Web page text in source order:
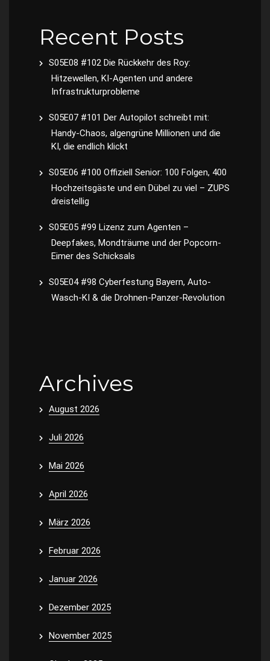
Recent Posts
S05E08 #102 Die Rückkehr des Roy:
Hitzewellen, KI-Agenten und andere
Infrastrukturprobleme
S05E07 #101 Der Autopilot schreibt mit:
Handy-Chaos, algengrüne Millionen und die
KI, die endlich klickt
S05E06 #100 Offiziell Senior: 100 Folgen, 400
Hochzeitsgäste und ein Dübel zu viel – ZUPS
dreistellig
S05E05 #99 Lizenz zum Agenten –
Deepfakes, Mondträume und der Popcorn-
Eimer des Schicksals
S05E04 #98 Cyberfestung Bayern, Auto-
Wasch-KI & die Drohnen-Panzer-Revolution
Archives
August 2026
Juli 2026
Mai 2026
April 2026
März 2026
Februar 2026
Januar 2026
Dezember 2025
November 2025